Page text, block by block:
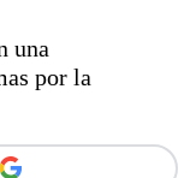
una
por la